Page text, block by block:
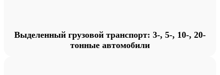
Выделенный грузовой транспорт: 3-, 5-, 10-, 20-
тонные автомобили